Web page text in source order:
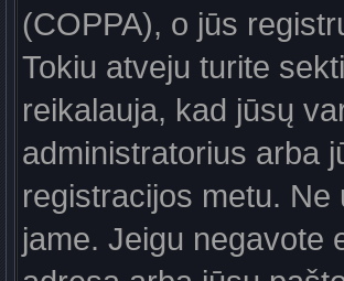
(COPPA), o jūs
Tokiu atveju turite
reikalauja, kad jūsų
administratorius arba
registracijos metu.
jame. Jeigu negavote